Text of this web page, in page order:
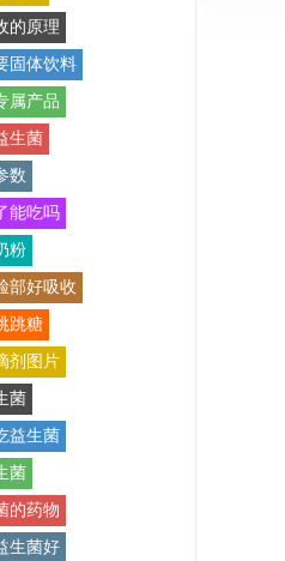
的原理
固体饮料
属产品
生菌
数
能吃吗
粉
部好吸收
跳糖
剂图片
菌
益生菌
菌
的药物
生菌好